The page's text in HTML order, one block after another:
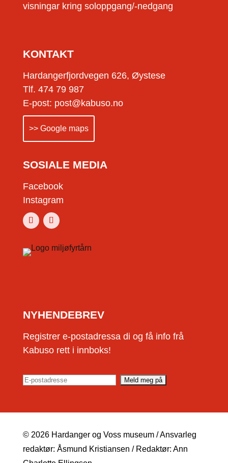
visningar kring soloppgang/-nedgang
KONTAKT
Hardangerfjordvegen 626, Øystese
Tlf. 474 79 987
E-post: post@kabuso.no
>> Google maps
SOSIALE MEDIA
Facebook
Instagram
NYHENDEBREV
Registrer e-postadressa di og få info frå
Kabuso rett i innboks!
© 2026 Hardanger og Voss museum / Ansvarleg
redaktør: Åsmund Kristiansen / Redaktør: Ann